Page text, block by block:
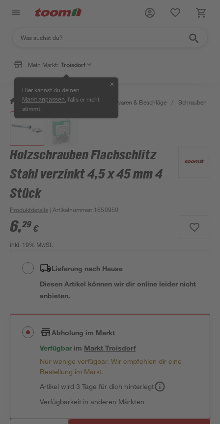
Mein Markt: Troisdorf
Hier kannst du deinen
Markt anpassen , falls er nicht
stimmt.
✕
/ Werkstatt & Maschinen / Eisenwaren & Beschläge / Schrauben
Holzschrauben Flachschlitz
Stahl verzinkt 4,5 x 45 mm 4
Stück
Produktdetails | Artikelnummer: 1650950
6,29 €
inkl. 19% MwSt.
Lieferung nach Hause
Diesen Artikel können wir dir online leider nicht
anbieten.
Abholung im Markt
Verfügbar im MarktTroisdorf
Nur wenige verfügbar. Wir empfehlen dir eine
Bestellung im Markt.
Artikel wird 3 Tage für dich hinterlegt
Verfügbarkeit in anderen Märkten